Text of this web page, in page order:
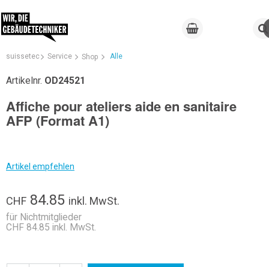
suissetec Service Shop Alle
Artikelnr. OD24521
Affiche pour ateliers aide en sanitaire
AFP (Format A1)
Artikel empfehlen
CHF 84.85 inkl. MwSt.
für Nichtmitglieder
CHF 84.85 inkl. MwSt.